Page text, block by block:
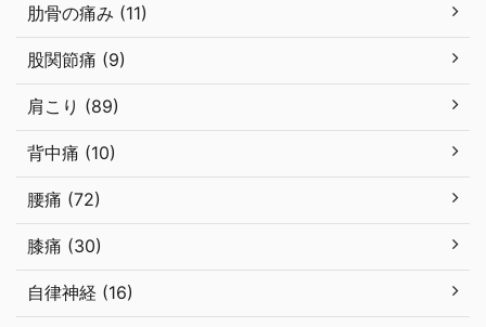
肋骨の痛み (11)
股関節痛 (9)
肩こり (89)
背中痛 (10)
腰痛 (72)
膝痛 (30)
自律神経 (16)